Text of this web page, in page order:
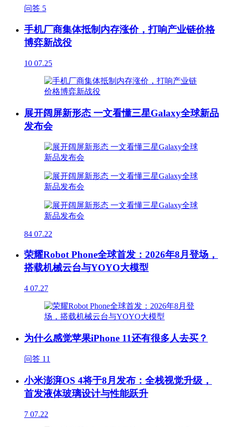
问答 5
手机厂商集体抵制内存涨价，打响产业链价格
博弈新战役
10 07.25
展开阔屏新形态 一文看懂三星Galaxy全球新品
发布会
84 07.22
荣耀Robot Phone全球首发：2026年8月登场，
搭载机械云台与YOYO大模型
4 07.27
为什么感觉苹果iPhone 11还有很多人去买？
问答 11
小米澎湃OS 4将于8月发布：全栈视觉升级，
首发液体玻璃设计与性能跃升
7 07.22